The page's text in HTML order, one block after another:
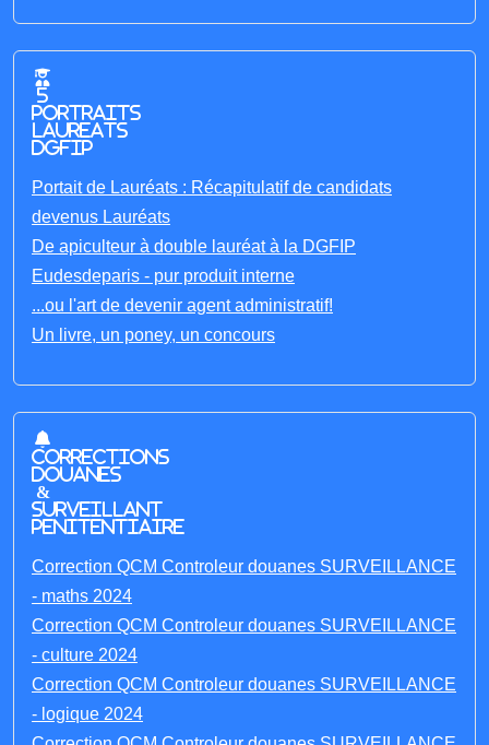
5
portraits
laureats
DGFIP
Portait de Lauréats : Récapitulatif de candidats
devenus Lauréats
De apiculteur à double lauréat à la DGFIP
Eudesdeparis - pur produit interne
...ou l'art de devenir agent administratif!
Un livre, un poney, un concours
Corrections
Douanes
&
Surveillant
penitentiaire
Correction QCM Controleur douanes SURVEILLANCE
- maths 2024
Correction QCM Controleur douanes SURVEILLANCE
- culture 2024
Correction QCM Controleur douanes SURVEILLANCE
- logique 2024